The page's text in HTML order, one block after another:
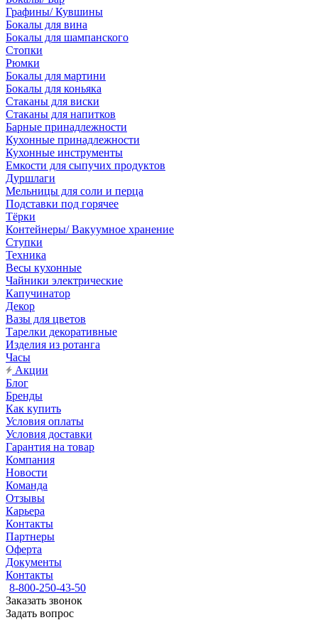
Графины/ Кувшины
Бокалы для вина
Бокалы для шампанского
Стопки
Рюмки
Бокалы для мартини
Бокалы для коньяка
Стаканы для виски
Стаканы для напитков
Барные принадлежности
Кухонные принадлежности
Кухонные инструменты
Емкости для сыпучих продуктов
Дуршлаги
Мельницы для соли и перца
Подставки под горячее
Тёрки
Контейнеры/ Вакуумное хранение
Ступки
Техника
Весы кухонные
Чайники электрические
Капучинатор
Декор
Вазы для цветов
Тарелки декоративные
Изделия из ротанга
Часы
Акции
Блог
Бренды
Как купить
Условия оплаты
Условия доставки
Гарантия на товар
Компания
Новости
Команда
Отзывы
Карьера
Контакты
Партнеры
Оферта
Документы
Контакты
8-800-250-43-50
Заказать звонок
Задать вопрос